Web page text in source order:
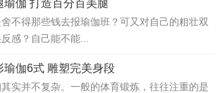
瑜伽 打造百分百美腿
不得那些钱去报瑜伽班？可又对自己的粗壮双
感？自己能不能...
瑜伽6式 雕塑完美身段
实并不复杂。一般的体育锻炼，往往注重的是